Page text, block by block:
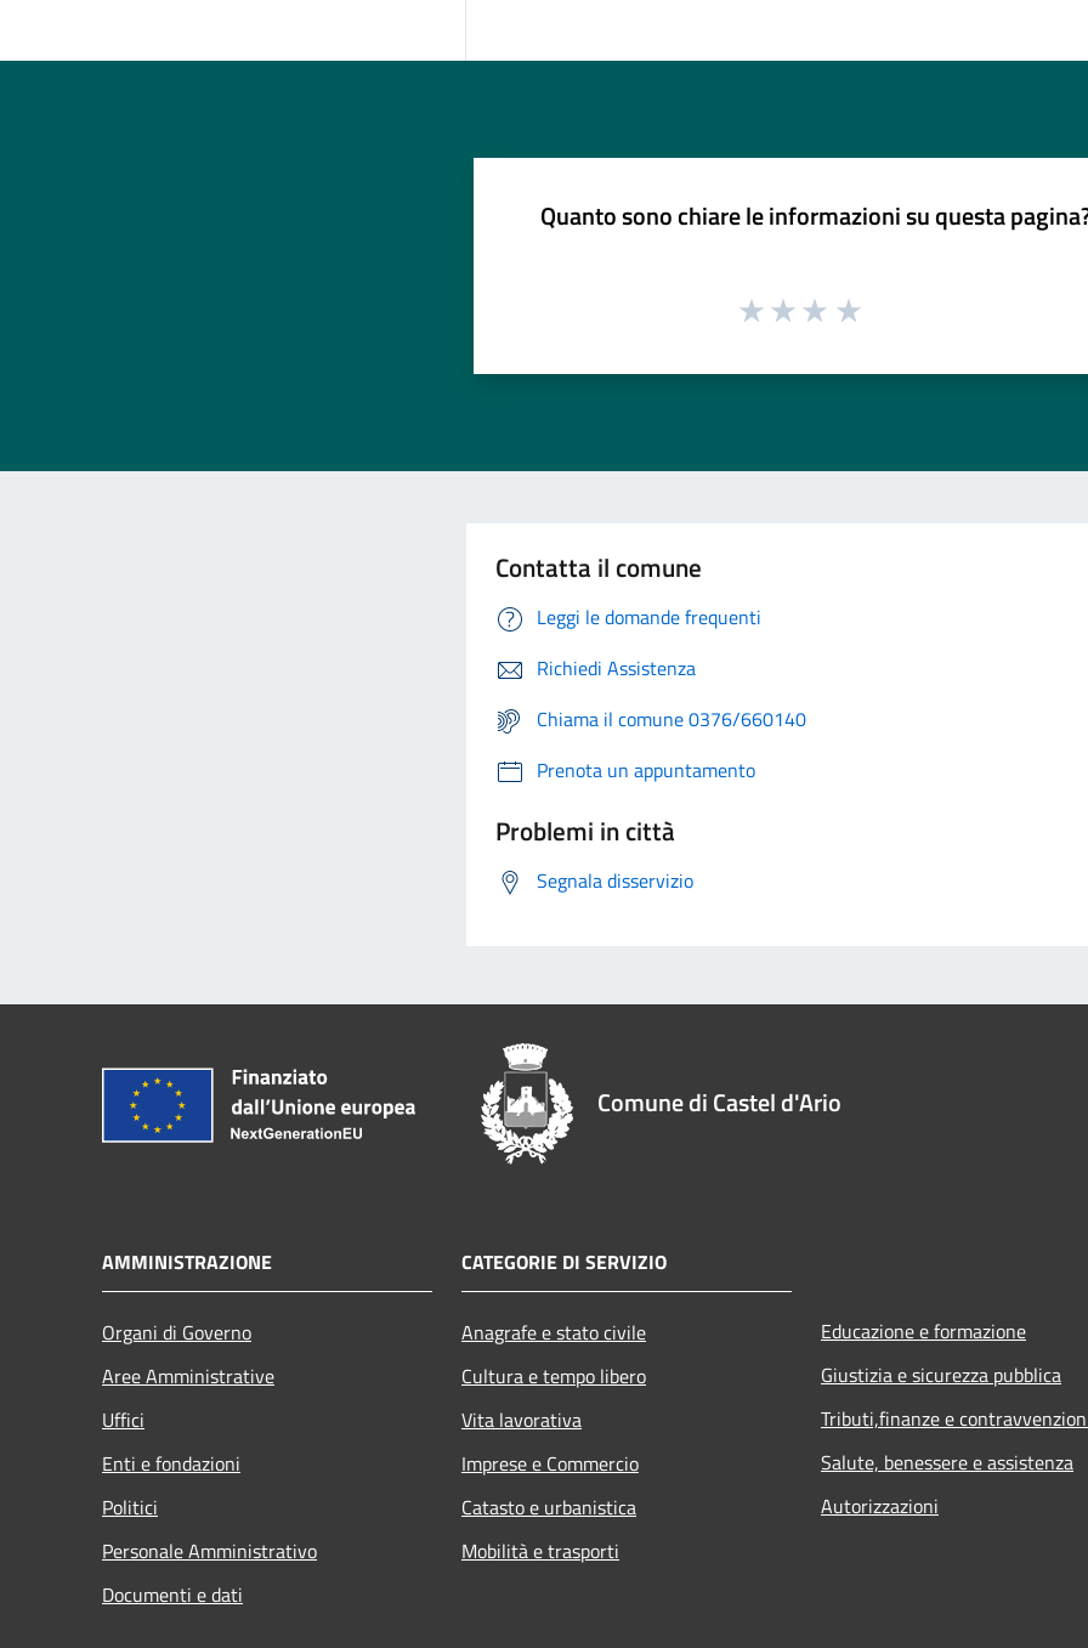
Quanto sono chiare le informazioni su questa
Contatta il comune
Leggi le domande frequenti
Richiedi Assistenza
Chiama il comune 0376/660140
Prenota un appuntamento
Problemi in città
Segnala disservizio
Comune di Castel d'Ario
AMMINISTRAZIONE
Organi di Governo
Aree Amministrative
Uffici
Enti e fondazioni
Politici
Personale Amministrativo
Documenti e dati
CATEGORIE DI SERVIZIO
Anagrafe e stato civile
Cultura e tempo libero
Vita lavorativa
Imprese e Commercio
Catasto e urbanistica
Mobilità e trasporti
Educazione e formazione
Giustizia e sicurezza pubblica
Tributi,finanze e
Salute, benessere e assistenza
Autorizzazioni